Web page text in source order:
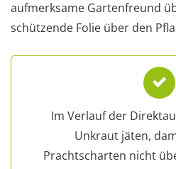
aufmerksame Gartenfreund
schützende Folie über den
Im Verlauf der
Unkraut jäten,
Prachtscharten nicht